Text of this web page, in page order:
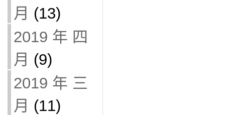
月 (13)
2019 年 四
月 (9)
2019 年 三
月 (11)